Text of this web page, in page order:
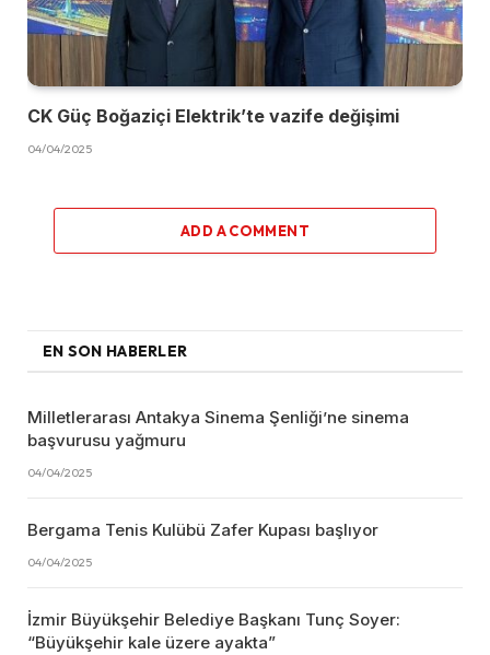
CK Güç Boğaziçi Elektrik’te vazife değişimi
04/04/2025
ADD A COMMENT
EN SON HABERLER
Milletlerarası Antakya Sinema Şenliği’ne sinema
başvurusu yağmuru
04/04/2025
Bergama Tenis Kulübü Zafer Kupası başlıyor
04/04/2025
İzmir Büyükşehir Belediye Başkanı Tunç Soyer:
“Büyükşehir kale üzere ayakta”